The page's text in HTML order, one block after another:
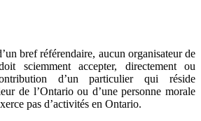
bref référendaire, aucun organisateur de
sciemment accepter, directement ou
d’un particulier qui réside
de l’Ontario ou d’une personne morale
pas d’activités en Ontario.